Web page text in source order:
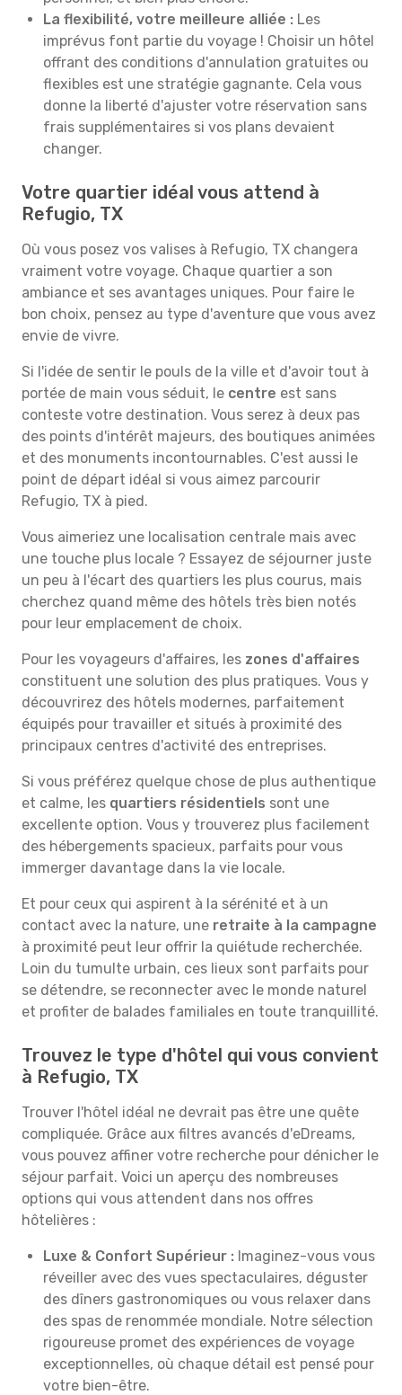
La flexibilité, votre meilleure alliée : Les
imprévus font partie du voyage ! Choisir un hôtel
offrant des conditions d'annulation gratuites ou
flexibles est une stratégie gagnante. Cela vous
donne la liberté d'ajuster votre réservation sans
frais supplémentaires si vos plans devaient
changer.
Votre quartier idéal vous attend à
Refugio, TX
Où vous posez vos valises à Refugio, TX changera
vraiment votre voyage. Chaque quartier a son
ambiance et ses avantages uniques. Pour faire le
bon choix, pensez au type d'aventure que vous avez
envie de vivre.
Si l'idée de sentir le pouls de la ville et d'avoir tout à
portée de main vous séduit, le centre est sans
conteste votre destination. Vous serez à deux pas
des points d'intérêt majeurs, des boutiques animées
et des monuments incontournables. C'est aussi le
point de départ idéal si vous aimez parcourir
Refugio, TX à pied.
Vous aimeriez une localisation centrale mais avec
une touche plus locale ? Essayez de séjourner juste
un peu à l'écart des quartiers les plus courus, mais
cherchez quand même des hôtels très bien notés
pour leur emplacement de choix.
Pour les voyageurs d'affaires, les zones d'affaires
constituent une solution des plus pratiques. Vous y
découvrirez des hôtels modernes, parfaitement
équipés pour travailler et situés à proximité des
principaux centres d'activité des entreprises.
Si vous préférez quelque chose de plus authentique
et calme, les quartiers résidentiels sont une
excellente option. Vous y trouverez plus facilement
des hébergements spacieux, parfaits pour vous
immerger davantage dans la vie locale.
Et pour ceux qui aspirent à la sérénité et à un
contact avec la nature, une retraite à la campagne
à proximité peut leur offrir la quiétude recherchée.
Loin du tumulte urbain, ces lieux sont parfaits pour
se détendre, se reconnecter avec le monde naturel
et profiter de balades familiales en toute tranquillité.
Trouvez le type d'hôtel qui vous convient
à Refugio, TX
Trouver l'hôtel idéal ne devrait pas être une quête
compliquée. Grâce aux filtres avancés d'eDreams,
vous pouvez affiner votre recherche pour dénicher le
séjour parfait. Voici un aperçu des nombreuses
options qui vous attendent dans nos offres
hôtelières :
Luxe & Confort Supérieur : Imaginez-vous vous
réveiller avec des vues spectaculaires, déguster
des dîners gastronomiques ou vous relaxer dans
des spas de renommée mondiale. Notre sélection
rigoureuse promet des expériences de voyage
exceptionnelles, où chaque détail est pensé pour
votre bien-être.